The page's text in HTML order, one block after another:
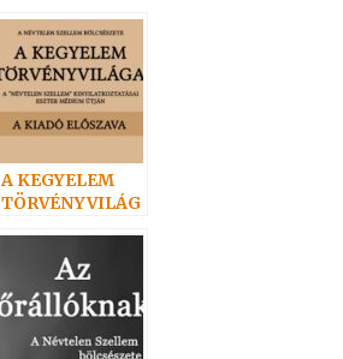
A KEGYELEM
TÖRVÉNYVILÁG